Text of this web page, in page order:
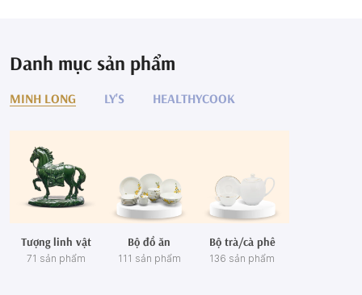
Danh mục sản phẩm
MINH LONG LY'S HEALTHYCOOK
Tượng linh vật
71 sản phẩm
Bộ đồ ăn
111 sản phẩm
Bộ trà/cà phê
136 sản phẩm